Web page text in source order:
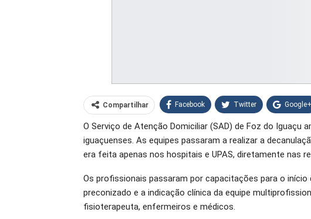
Compartilhar Facebook Twitter Google+
O email
O Serviço de Atenção Domiciliar (SAD) de Foz do
iguaçuenses. As equipes passaram a realizar a
era feita apenas nos hospitais e UPAS, diretamente nas
Os profissionais passaram por capacitações para o
preconizado e a indicação clínica da equipe
fisioterapeuta, enfermeiros e médicos.